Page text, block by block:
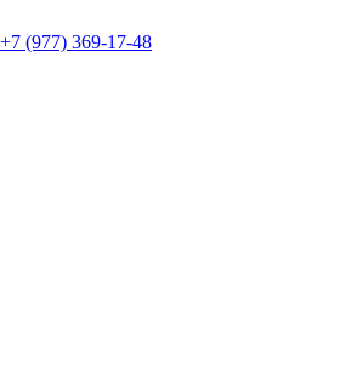
(977) 369-17-48